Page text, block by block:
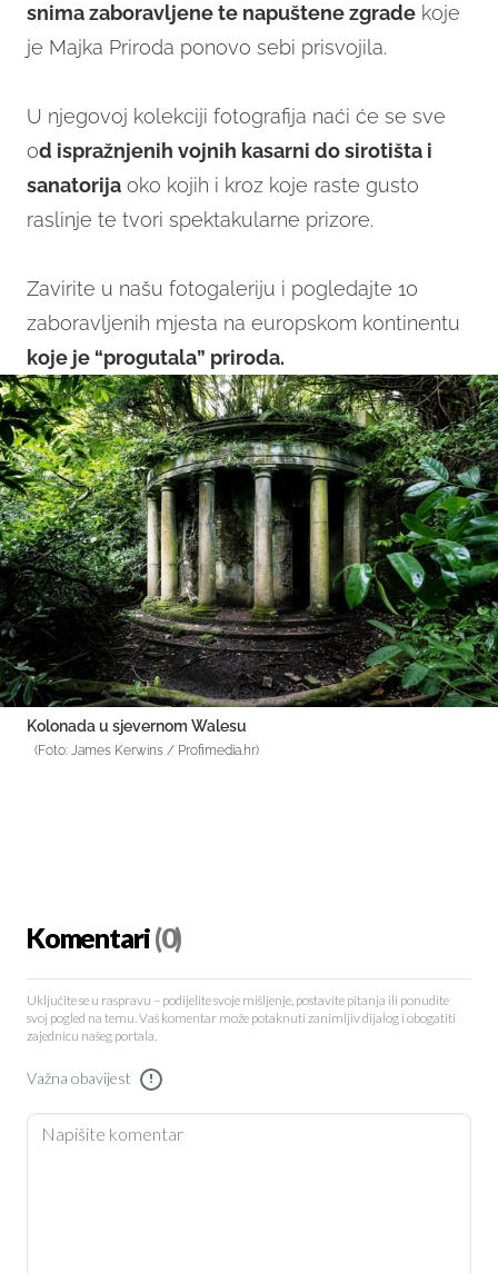
snima zaboravljene te napuštene zgrade koje
je Majka Priroda ponovo sebi prisvojila.
U njegovoj kolekciji fotografija naći će se sve
od ispražnjenih vojnih kasarni do sirotišta i
sanatorija oko kojih i kroz koje raste gusto
raslinje te tvori spektakularne prizore.
Zavirite u našu fotogaleriju i pogledajte 10
zaboravljenih mjesta na europskom kontinentu
koje je “progutala” priroda.
Kolonada u sjevernom Walesu
(Foto: James Kerwins / Profimedia.hr)
Komentari(0)
Uključite se u raspravu – podijelite svoje mišljenje, postavite pitanja ili ponudite
svoj pogled na temu. Vaš komentar može potaknuti zanimljiv dijalog i obogatiti
zajednicu našeg portala.
Važna obavijest !